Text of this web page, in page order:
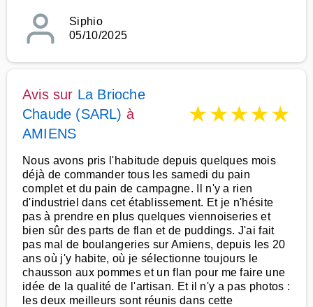
Siphio
05/10/2025
Avis sur La Brioche
Chaude (SARL) à
AMIENS
★★★★★
Nous avons pris l'habitude depuis quelques mois
déjà de commander tous les samedi du pain
complet et du pain de campagne. Il n'y a rien
d'industriel dans cet établissement. Et je n'hésite
pas à prendre en plus quelques viennoiseries et
bien sûr des parts de flan et de puddings. J'ai fait
pas mal de boulangeries sur Amiens, depuis les 20
ans où j'y habite, où je sélectionne toujours le
chausson aux pommes et un flan pour me faire une
idée de la qualité de l'artisan. Et il n'y a pas photos :
les deux meilleurs sont réunis dans cette